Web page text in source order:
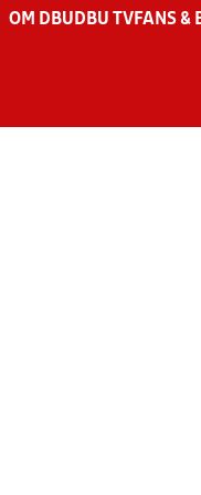
OM DBU DBU TV FANS &